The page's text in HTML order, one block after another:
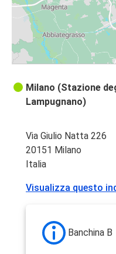
Milano (Stazione
Lampugnano)
Via Giulio Natta 226
20151 Milano
Italia
Visualizza questo
Banchina B